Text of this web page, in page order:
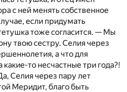
с ней менять собственное
если придумать
тоже согласится. — Мы
твою сестру. Селия через
а что для
то несчастные три года?!
Селия через пару лет
Меридит, благо быть